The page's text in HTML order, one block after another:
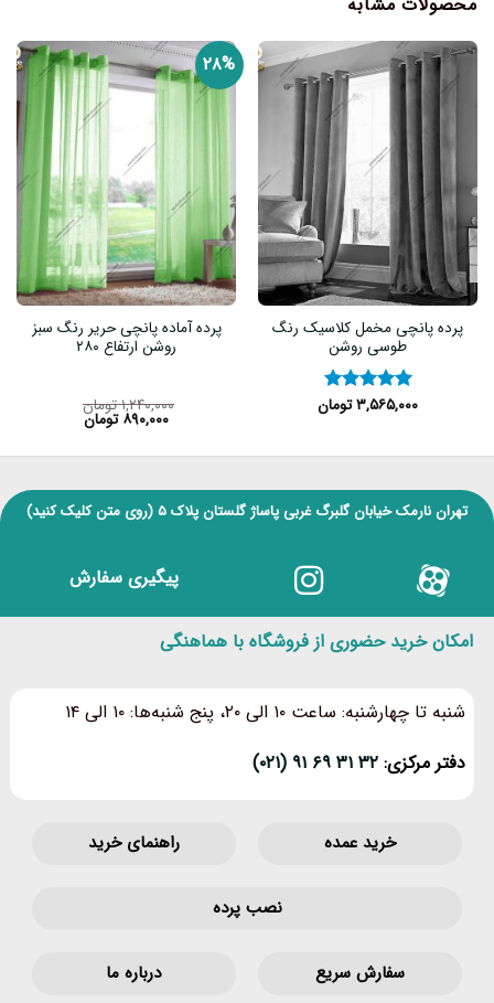
پرده پانچی مخمل کلاسیک رنگ
طوسی روشن
نمره۵از۳,۵۶۵,۰۰۰تومان
۲۸%
پرده آماده پانچی حریر رنگ سبز
روشن ارتفاع ۲۸۰
۱,۲۴۰,۰۰۰تومان
۸۹۰,۰۰۰ تومان
تهران نارمک خیابان گلبرگ غربی پاساژ گلستان پلاک ۵ (روی متن کلیک کنید)
پیگیری سفارش
امکان خرید حضوری از فروشگاه با هماهنگی
شنبه تا چهارشنبه: ساعت ۱۰ الی ۲۰، پنج شنبه‌ها: ۱۰ الی ۱۴
دفتر مرکزی: ۳۲ ۳۱ ۶۹ ۹۱ (۰۲۱)
خرید عمده راهنمای خرید
نصب پرده
سفارش سریع درباره ما